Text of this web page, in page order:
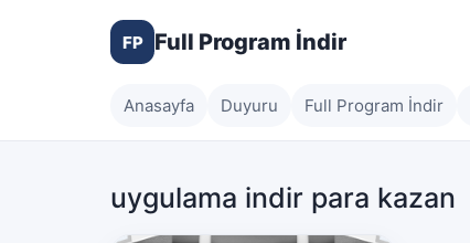
FP Full Program İndir
Anasayfa Duyuru Full Program İndir
uygulama indir para kazan